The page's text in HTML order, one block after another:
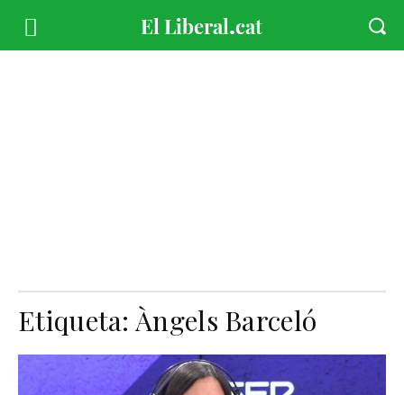
Etiqueta:Àngels Barceló